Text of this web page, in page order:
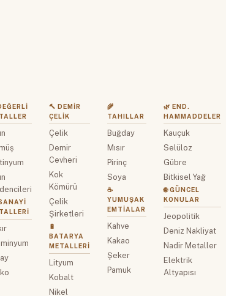
🔨 DEMIR
ÇELIK
Çelik
Demir
Cevheri
Kok
Kömürü
Çelik
Şirketleri
🔋
BATARYA
METALLERI
Lityum
Kobalt
Nikel
🌾
TAHILLAR
Buğday
Mısır
Pirinç
Soya
☕
YUMUŞAK
EMTIALAR
Kahve
Kakao
Şeker
Pamuk
🌿 END.
HAMMADDELER
Kauçuk
Selüloz
Gübre
Bitkisel Yağ
🌐 GÜNCEL
KONULAR
Jeopolitik
Deniz Nakliyat
Nadir Metaller
Elektrik
Altyapısı